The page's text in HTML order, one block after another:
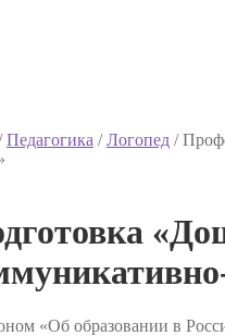
Педагогика /Логопед /
«Об образовании в